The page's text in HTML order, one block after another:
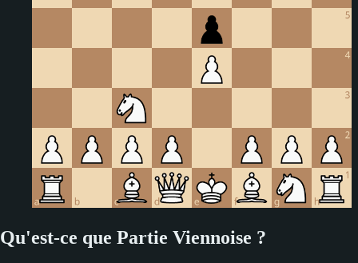
Qu'est-ce que Partie Viennoise ?